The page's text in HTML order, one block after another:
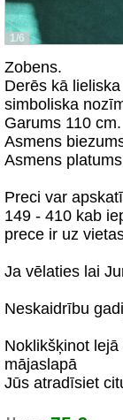
1/6
Zobens.
Derēs kā
simboliska
Garums 110 cm.
Asmens
Asmens
Preci var
149 - 410 kab
prece ir uz
Ja vēlaties lai
Neskaidrību
Noklikšķinot
mājaslapā
Jūs atradīsiet